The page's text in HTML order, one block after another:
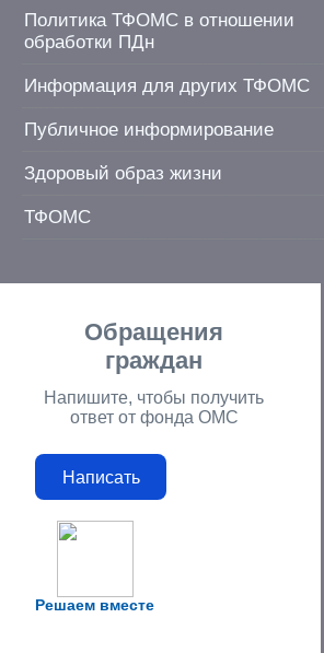
Политика ТФОМС в отношении
обработки ПДн
Информация для других ТФОМС
Публичное информирование
Здоровый образ жизни
ТФОМС
Решаем вместе
Обращения
граждан
Напишите, чтобы получить
ответ от фонда ОМС
Написать